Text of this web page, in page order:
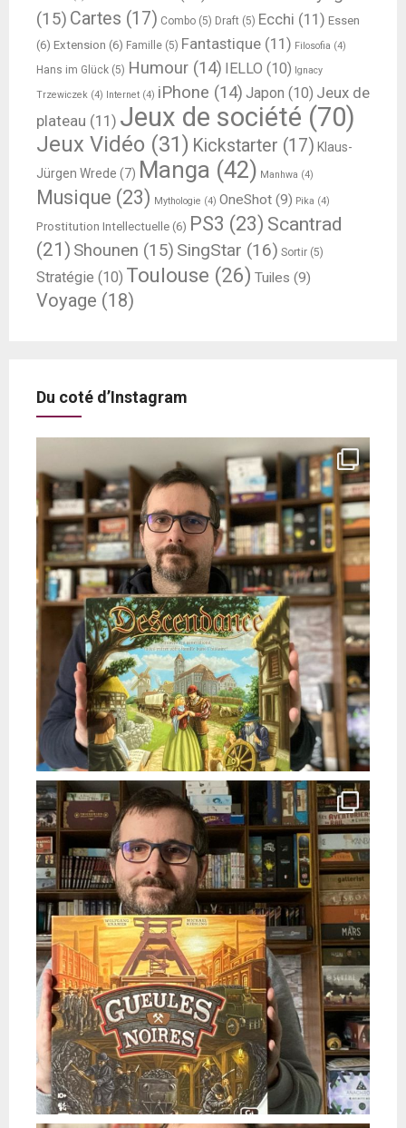
(15) Cartes (17) Combo (5) Draft (5) Ecchi (11) Essen
(6) Extension (6) Famille (5) Fantastique (11) Filosofia (4)
Hans im Glück (5) Humour (14) IELLO (10) Ignacy
Trzewiczek (4) Internet (4) iPhone (14) Japon (10) Jeux de
plateau (11) Jeux de société (70)
Jeux Vidéo (31) Kickstarter (17) Klaus-
Jürgen Wrede (7) Manga (42) Manhwa (4)
Musique (23) Mythologie (4) OneShot (9) Pika (4)
Prostitution Intellectuelle (6) PS3 (23) Scantrad
(21) Shounen (15) SingStar (16) Sortir (5)
Stratégie (10) Toulouse (26) Tuiles (9)
Voyage (18)
Du coté d’Instagram